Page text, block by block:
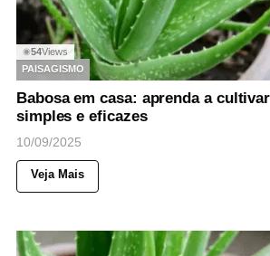
◉54Views
PAISAGISMO
Babosa em casa: aprenda a
simples e eficazes
10/09/2025
Veja Mais